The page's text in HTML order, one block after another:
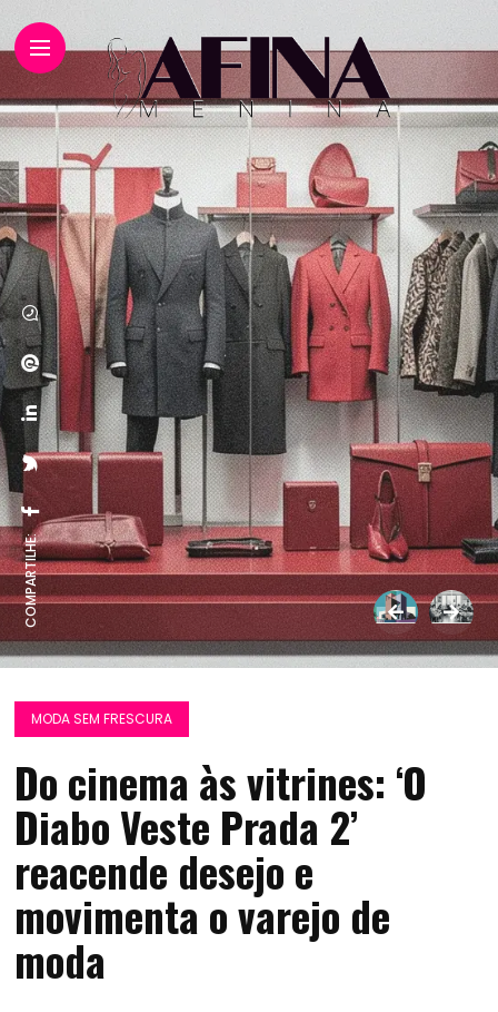
COMPARTILHE:
MODA SEM FRESCURA
Do cinema às vitrines: ‘O
Diabo Veste Prada 2’
reacende desejo e
movimenta o varejo de
moda